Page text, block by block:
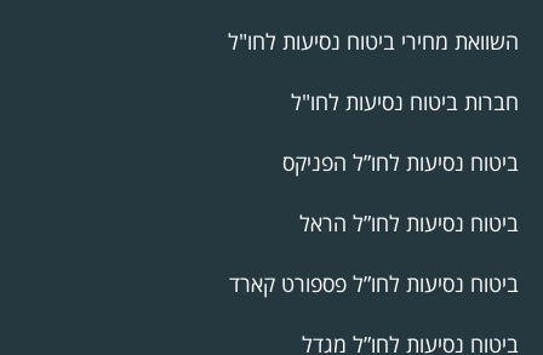
השוואת מחירי ביטוח נסיעות לחו"ל
חברות ביטוח נסיעות לחו"ל
ביטוח נסיעות לחו”ל הפניקס
ביטוח נסיעות לחו”ל הראל
ביטוח נסיעות לחו”ל פספורט קארד
ביטוח נסיעות לחו”ל מגדל